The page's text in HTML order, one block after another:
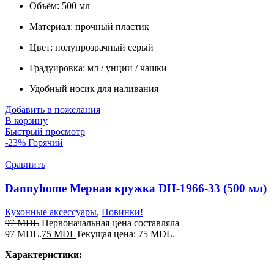
Объём: 500 мл
Материал: прочный пластик
Цвет: полупрозрачный серый
Градуировка: мл / унции / чашки
Удобный носик для наливания
Добавить в пожелания
В корзину
Быстрый просмотр
-23% Горячий
Сравнить
Dannyhome Мерная кружка DH-1966-33 (500 мл)
Кухонные аксессуары, Новинки!
97MDL Первоначальная цена составляла
97 MDL.75 MDLТекущая цена: 75 MDL.
Характеристики: